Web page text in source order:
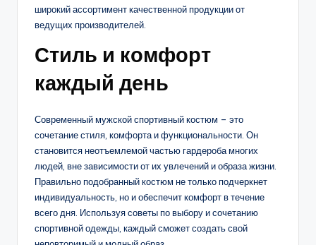
широкий ассортимент качественной продукции от
ведущих производителей.
Стиль и комфорт
каждый день
Современный мужской спортивный костюм – это
сочетание стиля, комфорта и функциональности. Он
становится неотъемлемой частью гардероба многих
людей, вне зависимости от их увлечений и образа жизни.
Правильно подобранный костюм не только подчеркнет
индивидуальность, но и обеспечит комфорт в течение
всего дня. Используя советы по выбору и сочетанию
спортивной одежды, каждый сможет создать свой